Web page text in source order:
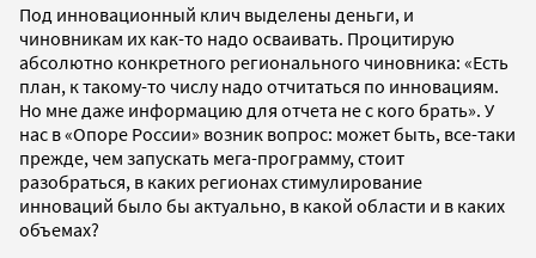
Под инновационный клич выделены деньги, и
чиновникам их как-то надо осваивать. Процитирую
абсолютно конкретного регионального чиновника: «Есть
план, к такому-то числу надо отчитаться по инновациям.
Но мне даже информацию для отчета не с кого брать». У
нас в «Опоре России» возник вопрос: может быть, все-таки
прежде, чем запускать мега-программу, стоит
разобраться, в каких регионах стимулирование
инноваций было бы актуально, в какой области и в каких
объемах?